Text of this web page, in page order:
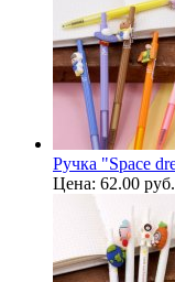
Ручка "Space
Цена: 62.00 руб.